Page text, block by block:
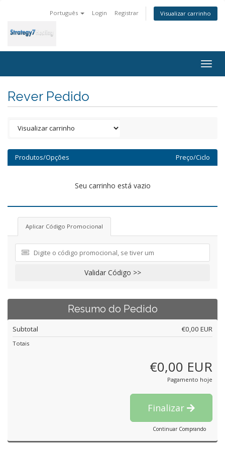
Português Login Registrar Visualizar carrinho
Rever Pedido
Produtos/Opções Preço/Ciclo
Seu carrinho está vazio
Aplicar Código Promocional
Validar Código >>
Resumo do Pedido
Subtotal €0,00 EUR
Totais
€0,00 EUR
Pagamento hoje
Finalizar
Continuar Comprando